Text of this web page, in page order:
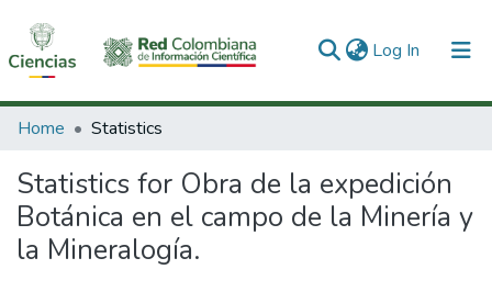
Log In (current)
Communities & Collections
All of DSpace
Home Statistics
Statistics for Obra de la expedición
Botánica en el campo de la Minería y
la Mineralogía.